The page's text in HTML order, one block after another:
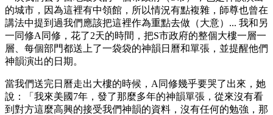
的城市，因為這裡有中領館，所以情況有點複雜，師尊也曾在
講法中提到過我們應該把這裡作為重點去做（大意）... 我和另
一同修A同修，花了2天的時間，把S市政府的整個大樓一層一
層、每個部門都送上了一袋袋的神韻日曆和單張，並提醒他們
神韻演出的日期。
當我們送完日曆走出大樓的時候，A同修幾乎要哭了出來，她
說：「我來美國7年，發了那麼多年的神韻單張，從來沒有看
到對方這麼高興的接受我們神韻的資料，沒有任何的勉強，那